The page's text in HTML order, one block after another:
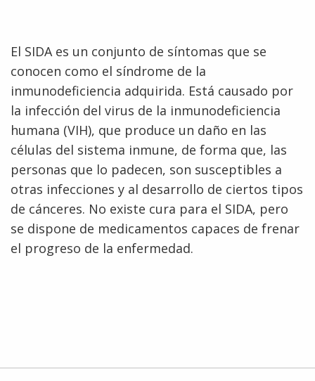
El SIDA es un conjunto de síntomas que se
conocen como el síndrome de la
inmunodeficiencia adquirida. Está causado por
la infección del virus de la inmunodeficiencia
humana (VIH), que produce un daño en las
células del sistema inmune, de forma que, las
personas que lo padecen, son susceptibles a
otras infecciones y al desarrollo de ciertos tipos
de cánceres. No existe cura para el SIDA, pero
se dispone de medicamentos capaces de frenar
el progreso de la enfermedad.